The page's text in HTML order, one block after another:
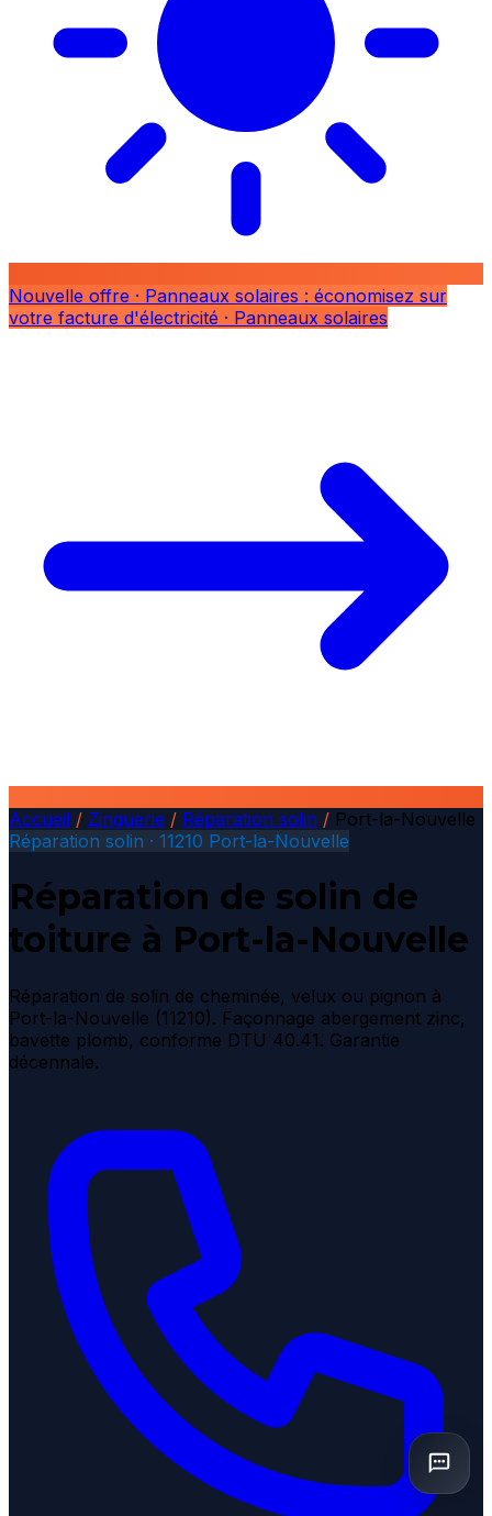
Nouvelle offre · Panneaux solaires : économisez sur
votre facture d'électricité · Panneaux solaires
Accueil / Zinguerie / Réparation solin / Port-la-Nouvelle
Réparation solin · 11210 Port-la-Nouvelle
Réparation de solin de
toiture à Port-la-Nouvelle
Réparation de solin de cheminée, velux ou pignon à
Port-la-Nouvelle (11210). Façonnage abergement zinc,
bavette plomb, conforme DTU 40.41. Garantie
décennale.